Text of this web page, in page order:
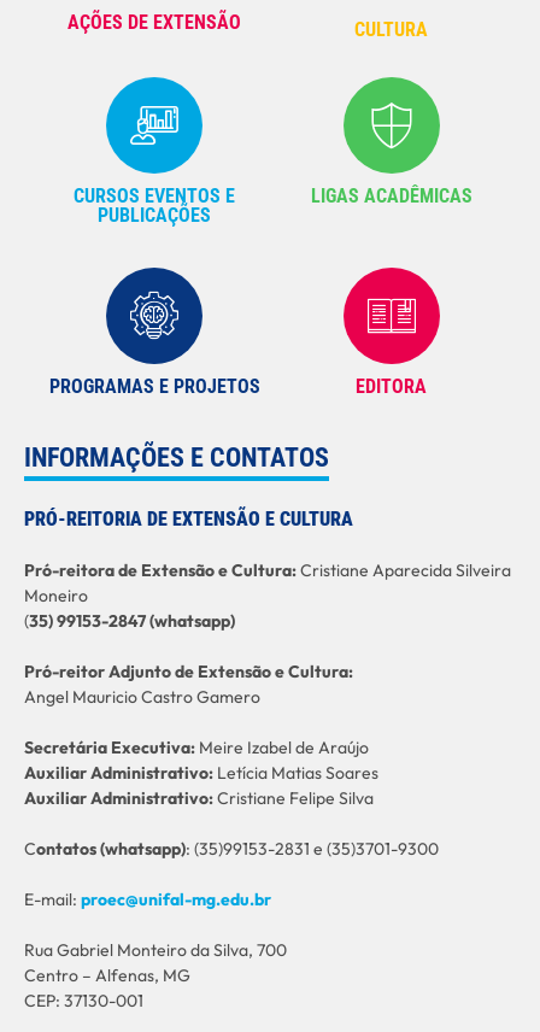
AÇÕES DE EXTENSÃO CULTURA
CURSOS EVENTOS E
PUBLICAÇÕES
LIGAS ACADÊMICAS
PROGRAMAS E PROJETOS EDITORA
INFORMAÇÕES E CONTATOS
PRÓ-REITORIA DE EXTENSÃO E CULTURA
Pró-reitora de Extensão e Cultura:Cristiane Aparecida Silveira
Moneiro
(35) 99153-2847 (whatsapp)
Pró-reitor Adjunto de Extensão e Cultura:
Angel Mauricio Castro Gamero
Secretária Executiva: Meire Izabel de Araújo
Auxiliar Administrativo: Letícia Matias Soares
Auxiliar Administrativo:Cristiane Felipe Silva
Contatos (whatsapp): (35)99153-2831 e (35)3701-9300
E-mail: proec@unifal-mg.edu.br
Rua Gabriel Monteiro da Silva, 700
Centro – Alfenas, MG
CEP: 37130-001